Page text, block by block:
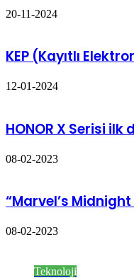
20-11-2024
KEP (Kayıtlı
12-01-2024
HONOR X Serisi
08-02-2023
“Marvel’s Midnight
08-02-2023
Teknoloji